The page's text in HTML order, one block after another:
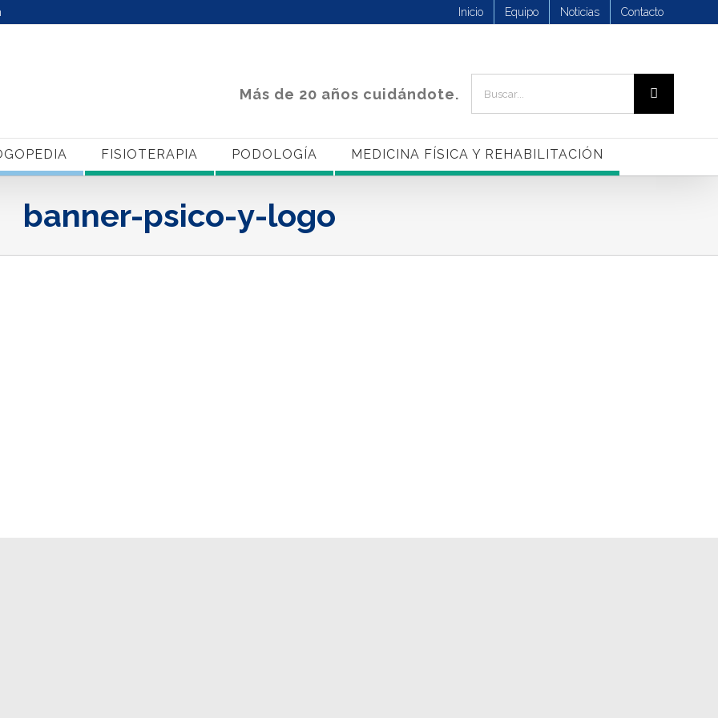
Inicio Equipo Noticias Contacto
Más de 20 años cuidándote.
FISIOTERAPIA PODOLOGÍA MEDICINA FÍSICA Y REHABILITACIÓN
banner-psico-y-logo